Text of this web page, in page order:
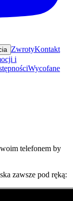
ZwrotyKontakt
i
Wycofane
telefonem by
zawsze pod ręką: